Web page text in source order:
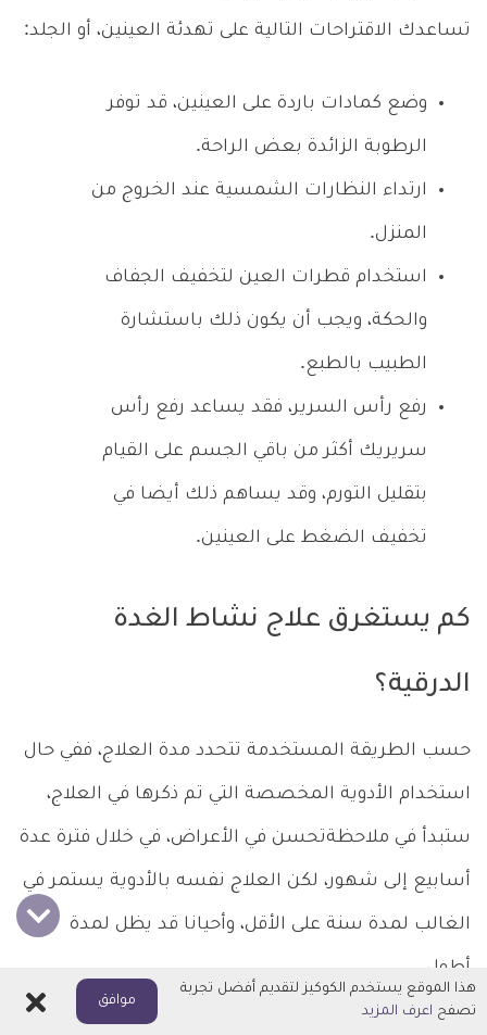
تساعدك الاقتراحات التالية على تهدئة العينين، أو الجلد:
وضع كمادات باردة على العينين، قد توفر
الرطوبة الزائدة بعض الراحة.
ارتداء النظارات الشمسية عند الخروج من
المنزل.
استخدام قطرات العين لتخفيف الجفاف
والحكة، ويجب أن يكون ذلك باستشارة
الطبيب بالطبع.
رفع رأس السرير، فقد يساعد رفع رأس
سريريك أكثر من باقي الجسم على القيام
بتقليل التورم، وقد يساهم ذلك أيضا في
تخفيف الضغط على العينين.
كم يستغرق علاج نشاط الغدة
الدرقية؟
حسب الطريقة المستخدمة تتحدد مدة العلاج، ففي حال
استخدام الأدوية المخصصة التي تم ذكرها في العلاج،
ستبدأ في ملاحظةتحسن في الأعراض، في خلال فترة عدة
أسابيع إلى شهور، لكن العلاج نفسه بالأدوية يستمر في
الغالب لمدة سنة على الأقل، وأحيانا قد يظل لمدة
أطول.
هذا الموقع يستخدم الكوكيز لتقديم أفضل تجربة
تصفح اعرف المزيد
موافق اغلاق